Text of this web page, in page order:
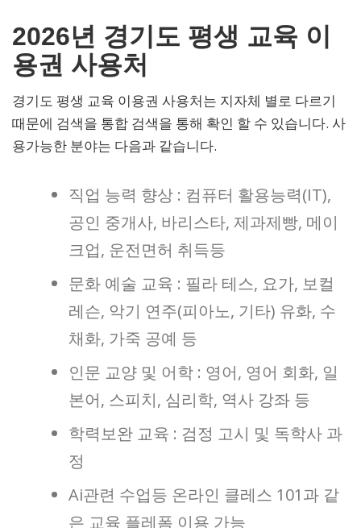
2026년 경기도 평생 교육 이
용권 사용처
경기도 평생 교육 이용권 사용처는 지자체 별로 다르기
때문에 검색을 통합 검색을 통해 확인 할 수 있습니다. 사
용가능한 분야는 다음과 같습니다.
직업 능력 향상 : 컴퓨터 활용능력(IT),
공인 중개사, 바리스타, 제과제빵, 메이
크업, 운전면허 취득등
문화 예술 교육 : 필라 테스, 요가, 보컬
레슨, 악기 연주(피아노, 기타) 유화, 수
채화, 가죽 공예 등
인문 교양 및 어학 : 영어, 영어 회화, 일
본어, 스피치, 심리학, 역사 강좌 등
학력보완 교육 : 검정 고시 및 독학사 과
정
Ai관련 수업등 온라인 클레스 101과 같
은 교육 플레폼 이용 가능